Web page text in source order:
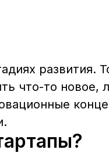
развития.
что-то новое,